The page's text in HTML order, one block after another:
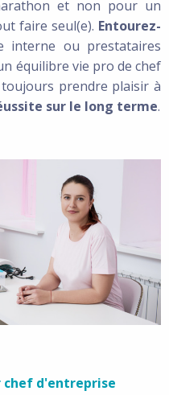
et non pour un
faire seul(e). Entourez-
interne ou prestataires
équilibre vie pro de chef
prendre plaisir à
sur le long terme.
chef d'entreprise